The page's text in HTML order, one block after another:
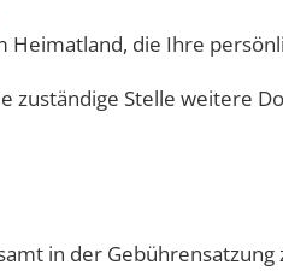
die Ihre
zuständige Stelle weitere
in der